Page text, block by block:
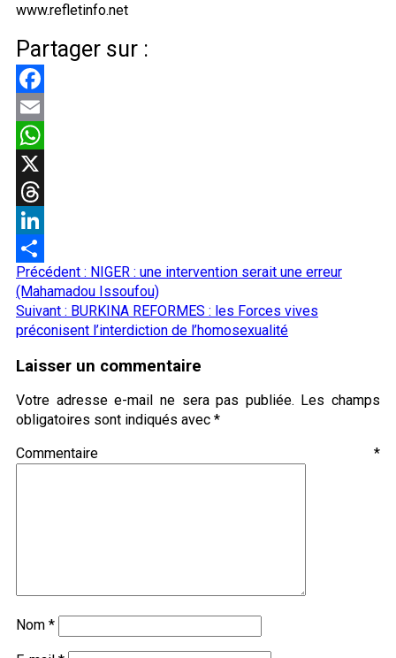
www.refletinfo.net
Partager sur :
Facebook
Email
WhatsApp
X
Threads
LinkedIn
Partager
Navigation
d’article
Précédent : NIGER : une intervention serait une erreur
(Mahamadou Issoufou)
Suivant : BURKINA REFORMES : les Forces vives
préconisent l’interdiction de l’homosexualité
Laisser un commentaire
Votre adresse e-mail ne sera pas publiée. Les champs
obligatoires sont indiqués avec *
Commentaire *
Nom *